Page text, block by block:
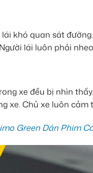
khó quan sát
lái luôn phải
xe đều bị nhìn
xe. Chủ xe luôn
Green Dán Phim